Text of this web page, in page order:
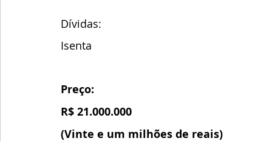
Dívidas:
Isenta
Preço:
R$ 21.000.000
(Vinte e um milhões de reais)